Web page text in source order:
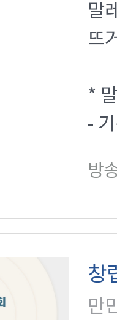
말
뜨
*
-
방
창
만